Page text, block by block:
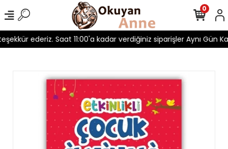
ederiz. Saat 11:00'a kadar verdiğiniz siparişler Aynı Gün
0